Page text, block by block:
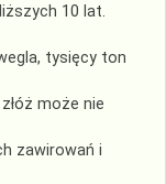
10 lat.
tysięcy ton
może nie
zawirowań i